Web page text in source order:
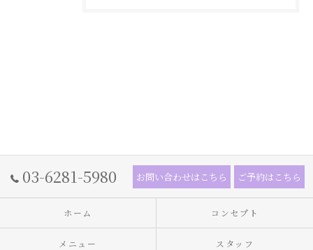
03-6281-5980 お問い合わせはこちら ご予約はこちら
ホーム コンセプト
メニュー スタッフ